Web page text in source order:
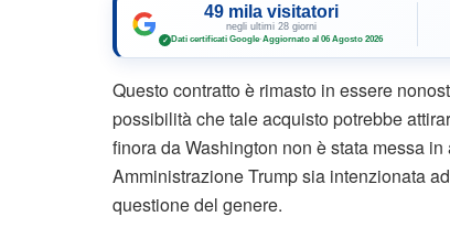
49 mila visitatori
negli ultimi 28 giorni
✓ Dati certificati Google·Aggiornato al 06 Agosto 2026
Questo contratto è rimasto in essere
possibilità che tale acquisto potrebbe
finora da Washington non è stata messa
Amministrazione Trump sia intenzionata
questione del genere.